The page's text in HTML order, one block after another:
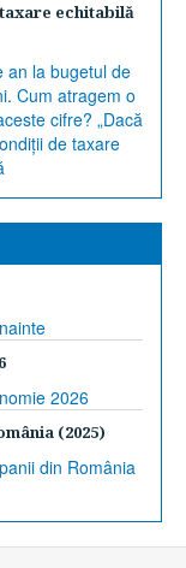
echitabilă
(2025)